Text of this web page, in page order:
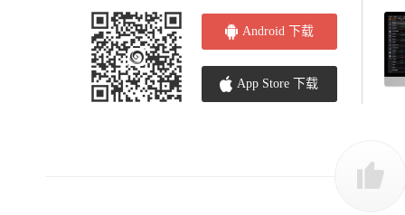
Android 下载
App Store 下载